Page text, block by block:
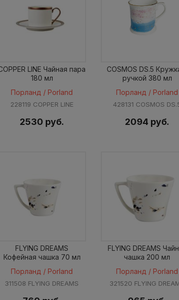
LINE Чайная пара
180 мл
Порланд / Porland
228119 COPPER LINE
2530 руб.
COSMOS DS.5
ручкой 380 мл
Порланд / Porland
428131 COSMOS
2094 руб.
FLYING DREAMS
Кофейная чашка 70 мл
Порланд / Porland
311508 FLYING DREAMS
FLYING DREAMS
чашка 200 мл
Порланд / Porland
321520 FLYING